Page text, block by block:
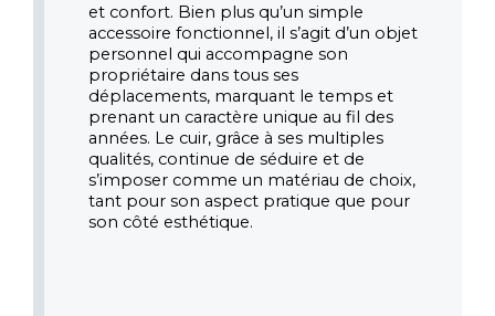
et confort. Bien plus qu’un simple
accessoire fonctionnel, il s’agit d’un objet
personnel qui accompagne son
propriétaire dans tous ses
déplacements, marquant le temps et
prenant un caractère unique au fil des
années. Le cuir, grâce à ses multiples
qualités, continue de séduire et de
s’imposer comme un matériau de choix,
tant pour son aspect pratique que pour
son côté esthétique.